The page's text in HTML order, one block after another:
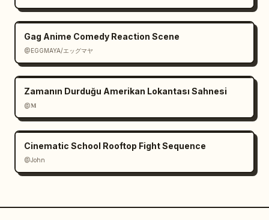
Gag Anime Comedy Reaction Scene
@EGGMAYA/エッグマヤ
Zamanın Durduğu Amerikan Lokantası Sahnesi
@𝐌
Cinematic School Rooftop Fight Sequence
@John